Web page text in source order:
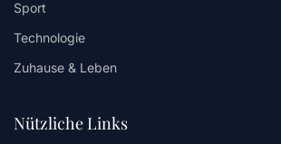
Sport
Technologie
Zuhause & Leben
Nützliche Links